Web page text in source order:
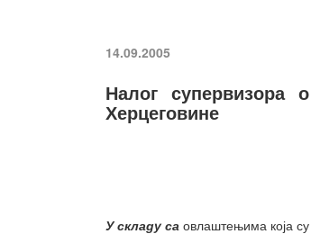
14.09.2005
Налог супервизора
Херцеговине
У складу са овлаштењима која